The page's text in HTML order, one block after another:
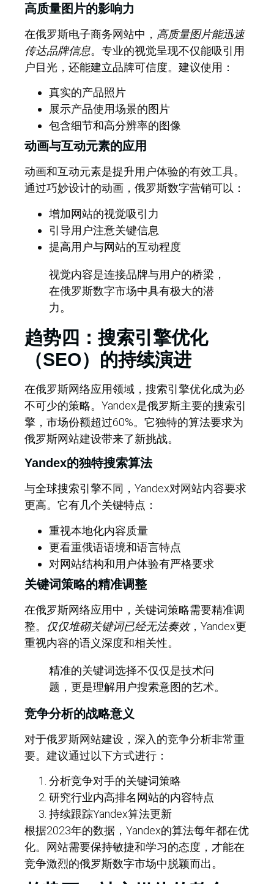
高质量图片的影响力
在俄罗斯电子商务网站中， 高质量图片能迅速
传达品牌信息。专业的视觉呈现不仅能吸引用
户目光，还能建立品牌可信度。建议使用：
真实的产品照片
展示产品使用场景的图片
包含细节和高分辨率的图像
动画与互动元素的应用
动画和互动元素是提升用户体验的有效工具。
通过巧妙设计的动画，俄罗斯数字营销可以：
增加网站的视觉吸引力
引导用户注意关键信息
提高用户与网站的互动程度
视觉内容是连接品牌与用户的桥梁，
在俄罗斯数字市场中具有极大的潜
力。
趋势四：搜索引擎优化
（SEO）的持续演进
在俄罗斯网络应用领域，搜索引擎优化成为必
不可少的策略。Yandex是俄罗斯主要的搜索引
擎，市场份额超过60%。它独特的算法要求为
俄罗斯网站建设带来了新挑战。
Yandex的独特搜索算法
与全球搜索引擎不同，Yandex对网站内容要求
更高。它有几个关键特点：
重视本地化内容质量
更看重俄语语境和语言特点
对网站结构和用户体验有严格要求
关键词策略的精准调整
在俄罗斯网络应用中，关键词策略需要精准调
整。 仅仅堆砌关键词已经无法奏效，Yandex更
重视内容的语义深度和相关性。
精准的关键词选择不仅仅是技术问
题，更是理解用户搜索意图的艺术。
竞争分析的战略意义
对于俄罗斯网站建设，深入的竞争分析非常重
要。建议通过以下方式进行：
分析竞争对手的关键词策略
研究行业内高排名网站的内容特点
持续跟踪Yandex算法更新
根据2023年的数据，Yandex的算法每年都在优
化。网站需要保持敏捷和学习的态度，才能在
竞争激烈的俄罗斯数字市场中脱颖而出。